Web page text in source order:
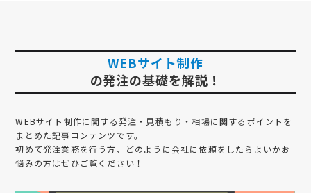
WEBサイト制作
の発注の基礎を解説！
WEBサイト制作に関する発注・見積もり・相場に関するポイントを
まとめた記事コンテンツです。
初めて発注業務を行う方、どのように会社に依頼をしたらよいかお
悩みの方はぜひご覧ください！